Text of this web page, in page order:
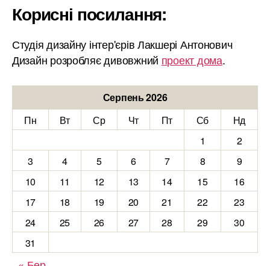
Корисні посилання:
Студія дизайну інтер'єрів Лакшері Антонович
Дизайн розробляє дивовжний проект дома.
Серпень 2026
Пн
Вт Ср Чт Пт Сб
Нд
1
2
3
4 5 6 7 8
9
10
11 12 13 14 15
16
17
18 19 20 21 22
23
24
25 26 27 28 29
30
31